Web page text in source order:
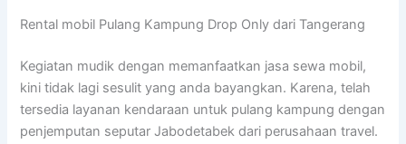
Rental mobil Pulang Kampung Drop Only dari Tangerang
Kegiatan mudik dengan memanfaatkan jasa sewa mobil,
kini tidak lagi sesulit yang anda bayangkan. Karena, telah
tersedia layanan kendaraan untuk pulang kampung dengan
penjemputan seputar Jabodetabek dari perusahaan travel.